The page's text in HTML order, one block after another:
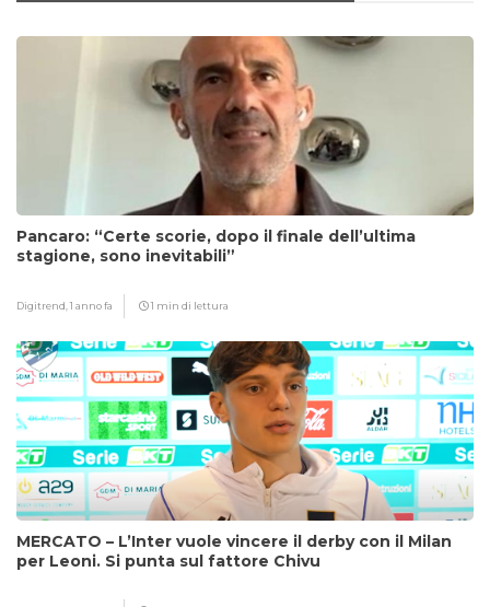
Pancaro: “Certe scorie, dopo il finale dell’ultima
stagione, sono inevitabili”
Digitrend,1 anno fa 1 min di lettura
MERCATO – L’Inter vuole vincere il derby con il Milan
per Leoni. Si punta sul fattore Chivu